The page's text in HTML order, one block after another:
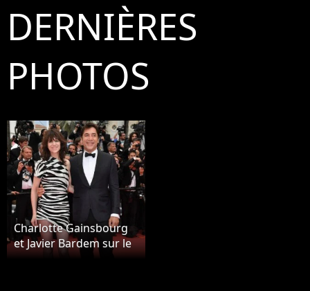
DERNIÈRES
PHOTOS
Charlotte Gainsbourg
et Javier Bardem sur le
red carpet, à